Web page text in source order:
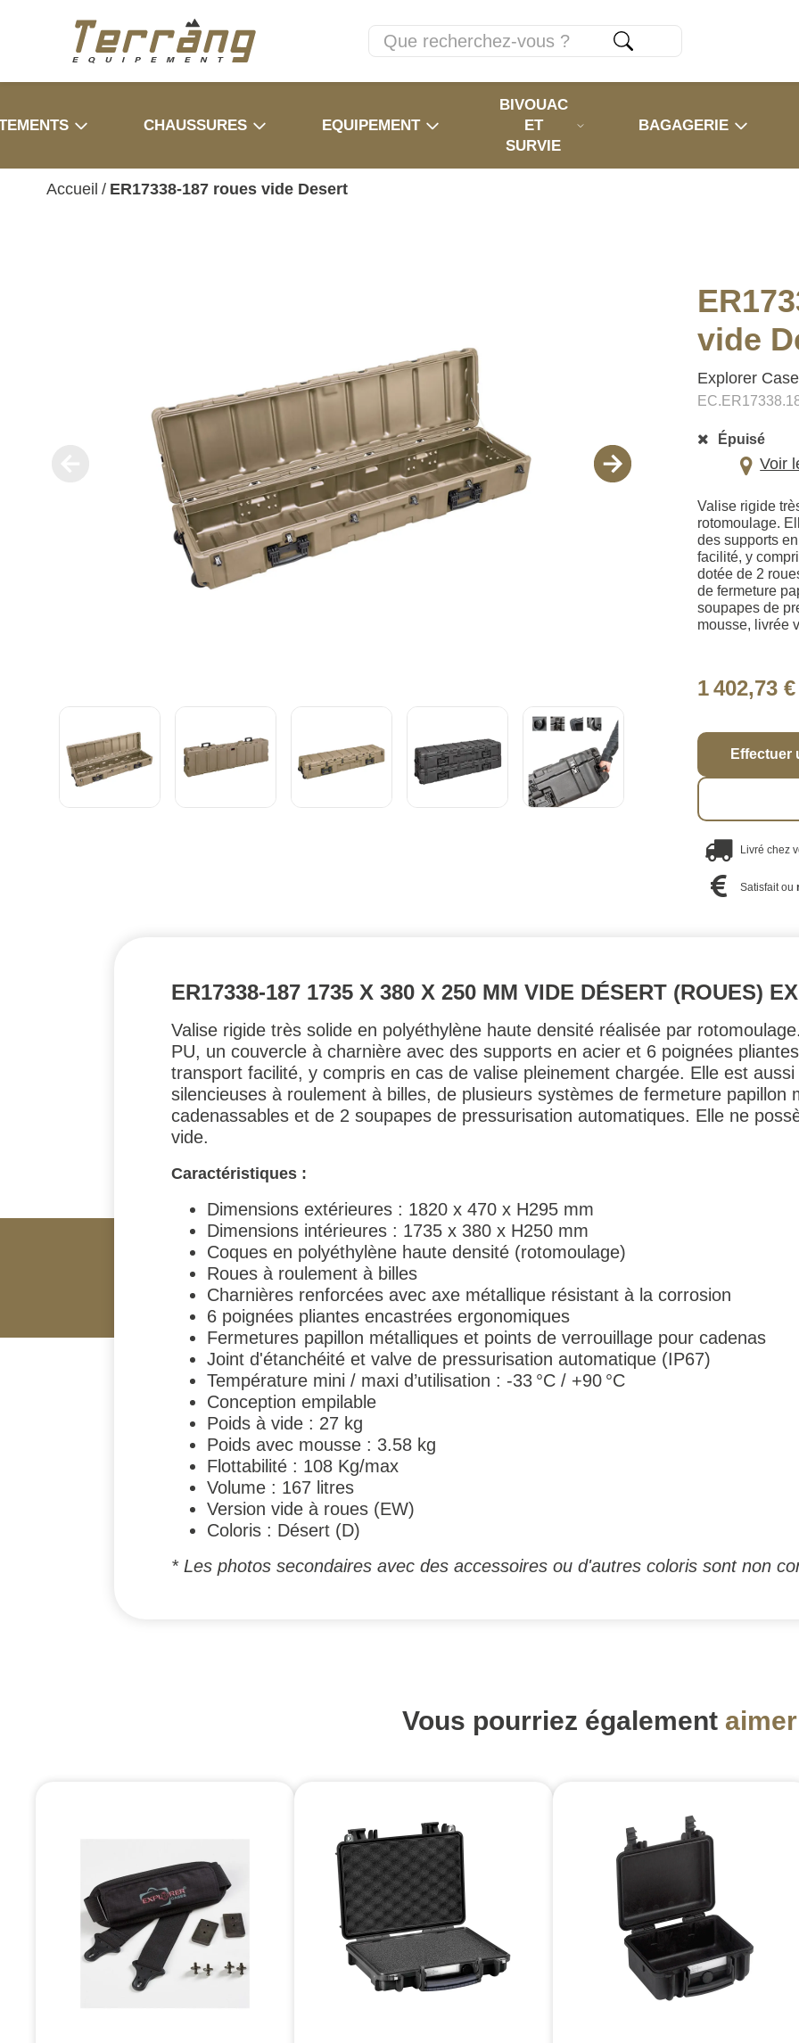
CHAUSSURES EQUIPEMENT
BIVOUAC
ET
SURVIE
BAGAGERIE
Accueil / ER17338-187 roues vide Desert
vide
Explorer
Épuisé
Voir
Valise rigide
rotomoulage.
des supports
facilité, y
dotée de 2
de fermeture
soupapes de
mousse, livrée
1 402,73 €
Effectuer
Livré chez
Satisfait ou
ER17338-187 1735 X 380 X 250 MM VIDE DÉSERT (ROUES)
Valise rigide très solide en polyéthylène haute densité réalisée par
PU, un couvercle à charnière avec des supports en acier et 6 poignées
transport facilité, y compris en cas de valise pleinement chargée. Elle est
silencieuses à roulement à billes, de plusieurs systèmes de fermeture papillon
cadenassables et de 2 soupapes de pressurisation automatiques. Elle ne
vide.
Caractéristiques :
Dimensions extérieures : 1820 x 470 x H295 mm
Dimensions intérieures : 1735 x 380 x H250 mm
Coques en polyéthylène haute densité (rotomoulage)
Roues à roulement à billes
Charnières renforcées avec axe métallique résistant à la corrosion
6 poignées pliantes encastrées ergonomiques
Fermetures papillon métalliques et points de verrouillage pour cadenas
Joint d'étanchéité et valve de pressurisation automatique (IP67)
Température mini / maxi d’utilisation : -33 °C / +90 °C
Conception empilable
Poids à vide : 27 kg
Poids avec mousse : 3.58 kg
Flottabilité : 108 Kg/max
Volume : 167 litres
Version vide à roues (EW)
Coloris : Désert (D)
* Les photos secondaires avec des accessoires ou d'autres coloris sont non
Vous pourriez également aimer